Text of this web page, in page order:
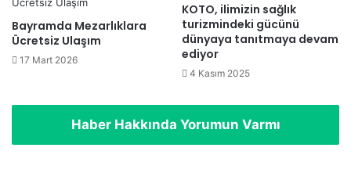
Bayramda Mezarlıklara
Ücretsiz Ulaşım
17 Mart 2026
KOTO, ilimizin sağlık
turizmindeki gücünü
dünyaya tanıtmaya devam
ediyor
4 Kasım 2025
Haber Hakkında Yorumun Varmı